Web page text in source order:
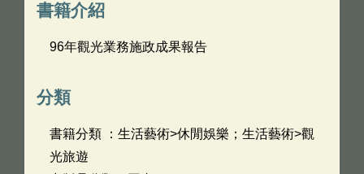
書籍介紹
96年觀光業務施政成果報告
分類
書籍分類 ：生活藝術>休閒娛樂；生活藝術>觀
光旅遊